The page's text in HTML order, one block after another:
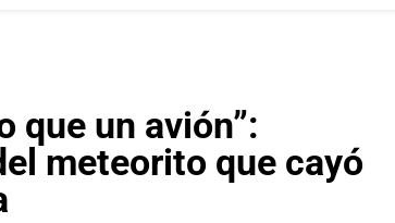
que un avión”:
meteorito que cayó